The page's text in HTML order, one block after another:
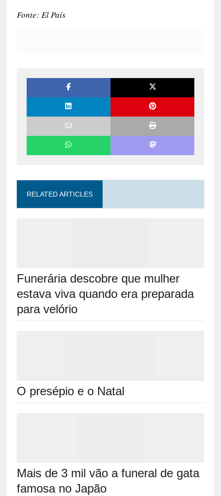
Fonte: El País
RELATED ARTICLES
Funerária descobre que mulher
estava viva quando era preparada
para velório
O presépio e o Natal
Mais de 3 mil vão a funeral de gata
famosa no Japão